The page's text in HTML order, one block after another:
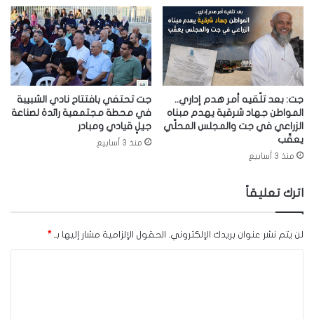
جت: بعد تلّقيه أمر هدم إداري..
المواطن جهاد شرقية يهدم مبناه
الزراعي في جت والمجلس المحلّي
يعقّب
منذ 3 أسابيع
جت تحتفي بافتتاح نادي الشبيبة
في محطة مجتمعية رائدة لصناعة
جيلٍ قيادي ومبادر
منذ 3 أسابيع
اترك تعليقاً
لن يتم نشر عنوان بريدك الإلكتروني. الحقول الإلزامية مشار إليها بـ *